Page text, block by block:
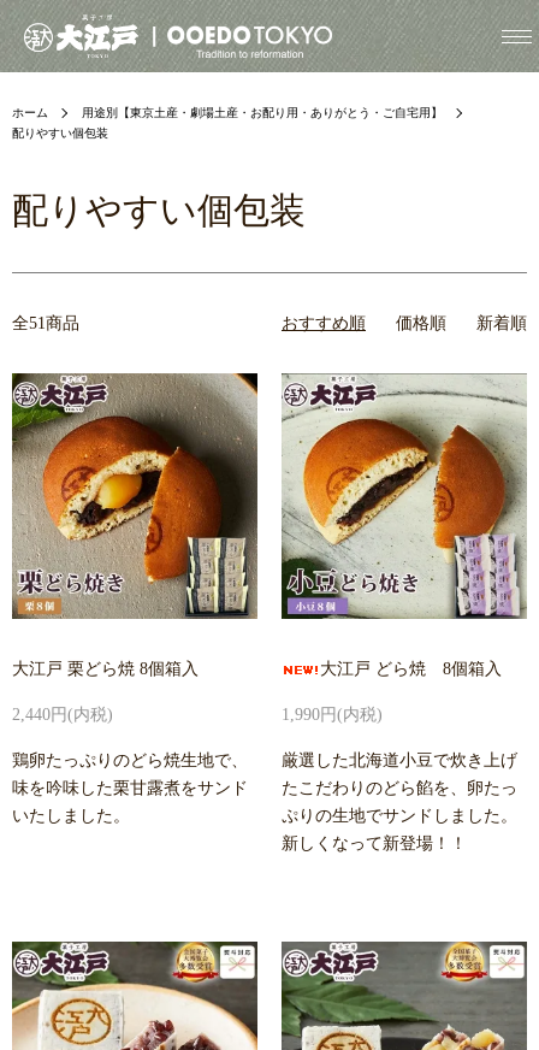
ホーム
用途別【東京土産・劇場土産・お配り用・ありがとう・ご自宅用】
配りやすい個包装
配りやすい個包装
全51商品 おすすめ順 価格順 新着順
大江戸 栗どら焼 8個箱入
2,440円(内税)
鶏卵たっぷりのどら焼生地で、
味を吟味した栗甘露煮をサンド
いたしました。
大江戸 どら焼 8個箱入
1,990円(内税)
厳選した北海道小豆で炊き上げ
たこだわりのどら餡を、卵たっ
ぷりの生地でサンドしました。
新しくなって新登場！！